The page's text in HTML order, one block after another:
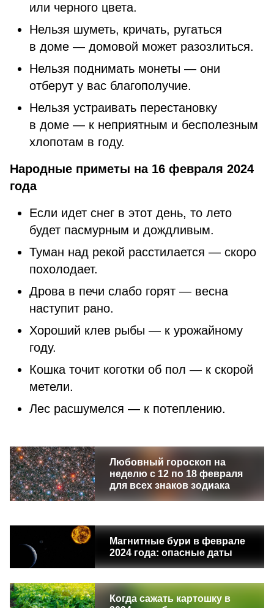
или черного цвета.
Нельзя шуметь, кричать, ругаться
в доме — домовой может разозлиться.
Нельзя поднимать монеты — они
отберут у вас благополучие.
Нельзя устраивать перестановку
в доме — к неприятным и бесполезным
хлопотам в году.
Народные приметы на 16 февраля 2024
года
Если идет снег в этот день, то лето
будет пасмурным и дождливым.
Туман над рекой расстилается — скоро
похолодает.
Дрова в печи слабо горят — весна
наступит рано.
Хороший клев рыбы — к урожайному
году.
Кошка точит коготки об пол — к скорой
метели.
Лес расшумелся — к потеплению.
Любовный гороскоп на
неделю с 12 по 18 февраля
для всех знаков зодиака
Магнитные бури в феврале
2024 года: опасные даты
Когда сажать картошку в